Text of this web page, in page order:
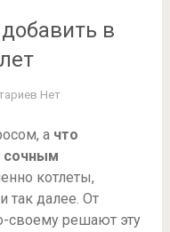
в
Нет
а что
сочным
котлеты,
так далее. От
своему решают эту